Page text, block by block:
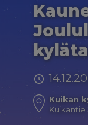
Kuikan
Kuikantie